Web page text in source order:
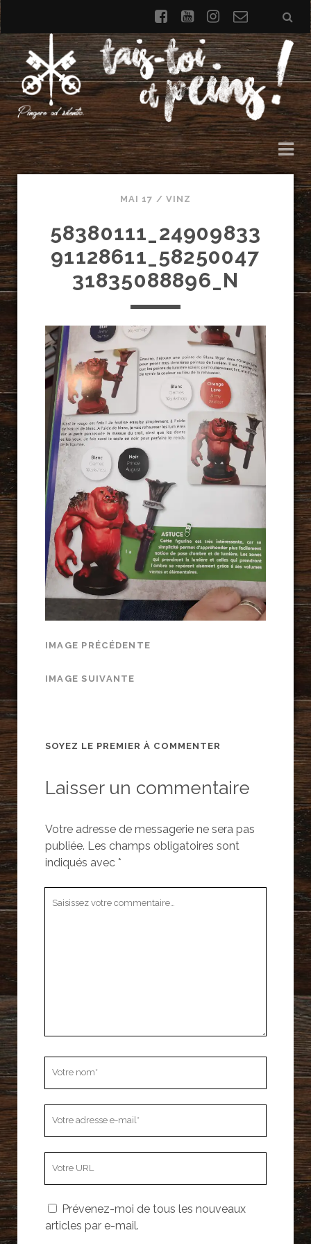
facebookyoutubeinstagram
de
contact
MAI 17 / VINZ
58380111_24909833
91128611_58250047
31835088896_N
IMAGE PRÉCÉDENTE
IMAGE SUIVANTE
SOYEZ LE PREMIER À COMMENTER
Laisser un commentaire
Votre adresse de messagerie ne sera pas
publiée. Les champs obligatoires sont
indiqués avec *
mail
votre
site
Prévenez-moi de tous les nouveaux
articles par e-mail.